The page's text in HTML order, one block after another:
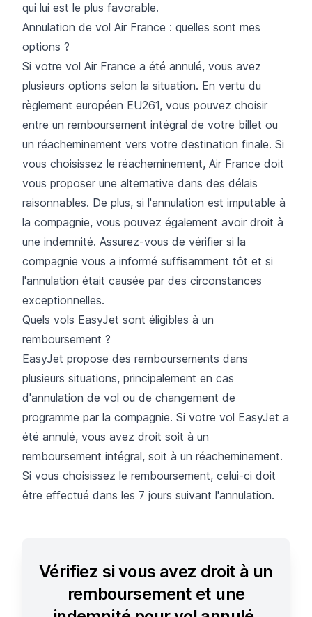
qui lui est le plus favorable.
Annulation de vol Air France : quelles sont mes
options ?
Si votre vol Air France a été annulé, vous avez
plusieurs options selon la situation. En vertu du
règlement européen EU261, vous pouvez choisir
entre un remboursement intégral de votre billet ou
un réacheminement vers votre destination finale. Si
vous choisissez le réacheminement, Air France doit
vous proposer une alternative dans des délais
raisonnables. De plus, si l'annulation est imputable à
la compagnie, vous pouvez également avoir droit à
une indemnité. Assurez-vous de vérifier si la
compagnie vous a informé suffisamment tôt et si
l'annulation était causée par des circonstances
exceptionnelles.
Quels vols EasyJet sont éligibles à un
remboursement ?
EasyJet propose des remboursements dans
plusieurs situations, principalement en cas
d'annulation de vol ou de changement de
programme par la compagnie. Si votre vol EasyJet a
été annulé, vous avez droit soit à un
remboursement intégral, soit à un réacheminement.
Si vous choisissez le remboursement, celui-ci doit
être effectué dans les 7 jours suivant l'annulation.
Vérifiez si vous avez droit à un
remboursement et une